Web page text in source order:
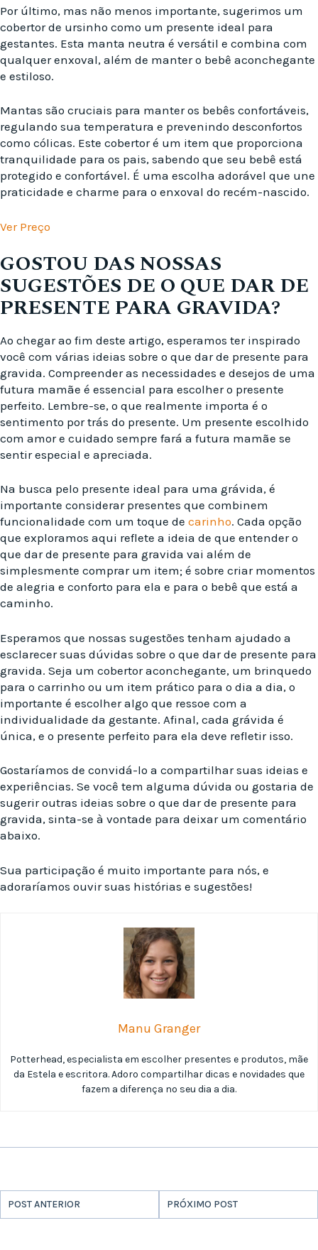
Por último, mas não menos importante, sugerimos um
cobertor de ursinho como um presente ideal para
gestantes. Esta manta neutra é versátil e combina com
qualquer enxoval, além de manter o bebê aconchegante
e estiloso.
Mantas são cruciais para manter os bebês confortáveis,
regulando sua temperatura e prevenindo desconfortos
como cólicas. Este cobertor é um item que proporciona
tranquilidade para os pais, sabendo que seu bebê está
protegido e confortável. É uma escolha adorável que une
praticidade e charme para o enxoval do recém-nascido.
Ver Preço
GOSTOU DAS NOSSAS
SUGESTÕES DE O QUE DAR DE
PRESENTE PARA GRAVIDA?
Ao chegar ao fim deste artigo, esperamos ter inspirado
você com várias ideias sobre o que dar de presente para
gravida. Compreender as necessidades e desejos de uma
futura mamãe é essencial para escolher o presente
perfeito. Lembre-se, o que realmente importa é o
sentimento por trás do presente. Um presente escolhido
com amor e cuidado sempre fará a futura mamãe se
sentir especial e apreciada.
Na busca pelo presente ideal para uma grávida, é
importante considerar presentes que combinem
funcionalidade com um toque de carinho. Cada opção
que exploramos aqui reflete a ideia de que entender o
que dar de presente para gravida vai além de
simplesmente comprar um item; é sobre criar momentos
de alegria e conforto para ela e para o bebê que está a
caminho.
Esperamos que nossas sugestões tenham ajudado a
esclarecer suas dúvidas sobre o que dar de presente para
gravida. Seja um cobertor aconchegante, um brinquedo
para o carrinho ou um item prático para o dia a dia, o
importante é escolher algo que ressoe com a
individualidade da gestante. Afinal, cada grávida é
única, e o presente perfeito para ela deve refletir isso.
Gostaríamos de convidá-lo a compartilhar suas ideias e
experiências. Se você tem alguma dúvida ou gostaria de
sugerir outras ideias sobre o que dar de presente para
gravida, sinta-se à vontade para deixar um comentário
abaixo.
Sua participação é muito importante para nós, e
adoraríamos ouvir suas histórias e sugestões!
Manu Granger
Potterhead, especialista em escolher presentes e produtos, mãe
da Estela e escritora. Adoro compartilhar dicas e novidades que
fazem a diferença no seu dia a dia.
POST ANTERIOR PRÓXIMO POST